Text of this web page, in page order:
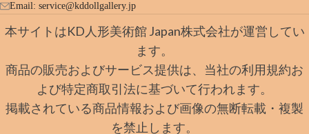
Email: service@kddollgallery.jp
本サイトはKD人形美術館 Japan株式会社が運営してい
ます。
商品の販売およびサービス提供は、当社の利用規約お
よび特定商取引法に基づいて行われます。
掲載されている商品情報および画像の無断転載・複製
を禁止します。